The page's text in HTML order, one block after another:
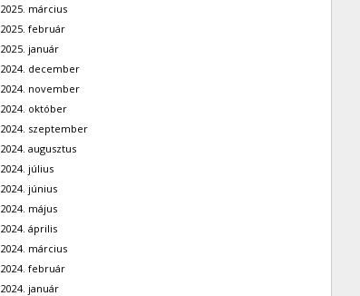
2025. március
2025. február
2025. január
2024. december
2024. november
2024. október
2024. szeptember
2024. augusztus
2024. július
2024. június
2024. május
2024. április
2024. március
2024. február
2024. január